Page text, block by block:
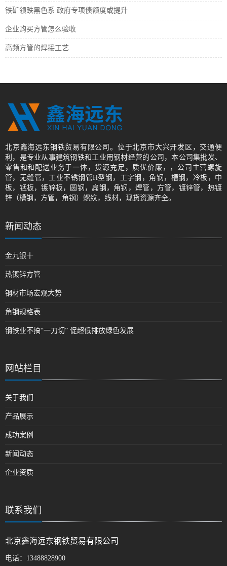
铁矿领跌黑色系 政府专项债额度或提升
企业购买方管怎么验收
高频方管的焊接工艺
北京鑫海远东钢铁贸易有限公司。位于北京市大兴开发区，交通便
利，是专业从事建筑钢铁和工业用钢材经营的公司，本公司集批发、
零售和和配送业务于一体，货源充足，质优价廉，，公司主营螺旋
管，无缝管，工业不锈钢管H型钢，工字钢，角钢，槽钢，冷板，中
板，锰板，镀锌板，圆钢，扁钢，角钢，焊管，方管，镀锌管，热镀
锌（槽钢，方管，角钢）螺纹，线材，现货资源齐全。
新闻动态
金九银十
热镀锌方管
钢材市场宏观大势
角钢规格表
钢铁业不搞“一刀切” 促超低排放绿色发展
网站栏目
关于我们
产品展示
成功案例
新闻动态
企业资质
联系我们
北京鑫海远东钢铁贸易有限公司
电话： 13488828900